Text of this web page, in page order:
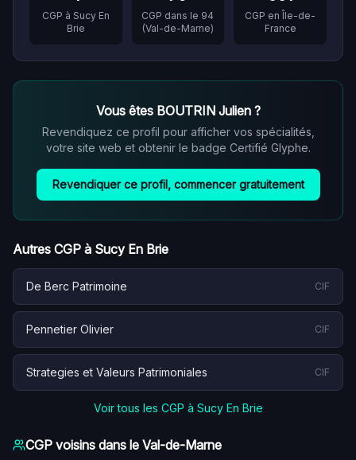
CGP à Sucy En
Brie
CGP dans le 94
(Val-de-Marne)
CGP en Île-de-
France
Vous êtes BOUTRIN Julien?
Revendiquez ce profil pour afficher vos spécialités,
votre site web et obtenir le badge Certifié Glyphe.
Revendiquer ce profil, commencer gratuitement
Autres CGP à Sucy En Brie
De Berc Patrimoine CIF
Pennetier Olivier CIF
Strategies et Valeurs Patrimoniales CIF
Voir tous les CGP à Sucy En Brie
CGP voisins dans le Val-de-Marne